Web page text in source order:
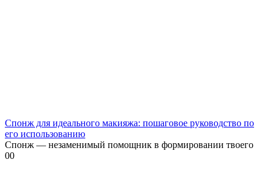
Спонж для идеального макияжа: пошаговое руководство по
его использованию
Спонж — незаменимый помощник в формировании твоего
00